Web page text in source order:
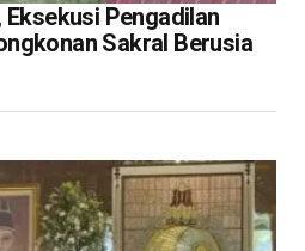
Eksekusi Pengadilan
Sakral Berusia